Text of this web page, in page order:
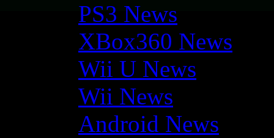
PS3 News
XBox360 News
Wii U News
Wii News
Android News